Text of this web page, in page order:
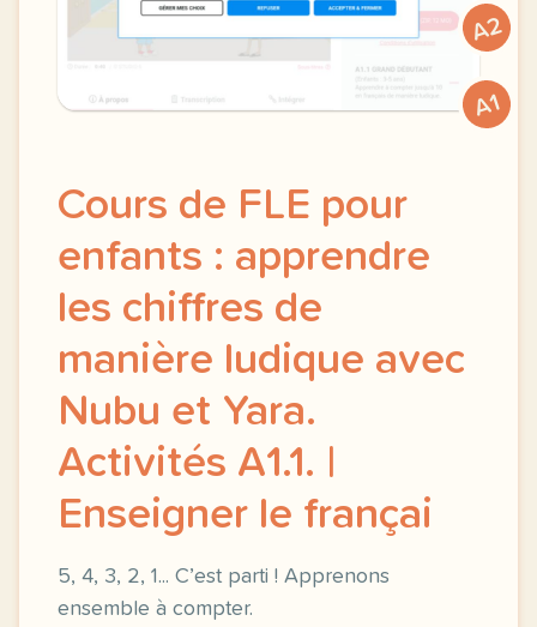
A2
A1
Cours de FLE pour
enfants : apprendre
les chiffres de
manière ludique avec
Nubu et Yara.
Activités A1.1. |
Enseigner le françai
5, 4, 3, 2, 1... C’est parti ! Apprenons
ensemble à compter.